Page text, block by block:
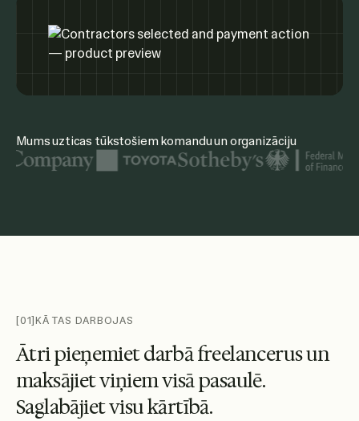
Mums uzticas tūkstošiem komandu un organizāciju
[01]KĀ TAS DARBOJAS
Ātripieņemietdarbāfreelancerusun
maksājietviņiemvisāpasaulē.
Saglabājietvisukārtībā.